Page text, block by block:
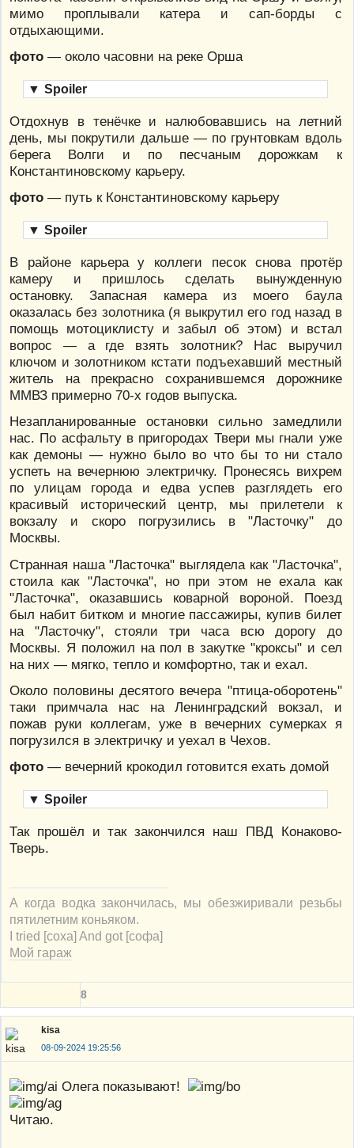
мимо проплывали катера и сап-борды с
отдыхающими.
фото — около часовни на реке Орша
▼ Spoiler
Отдохнув в тенёчке и налюбовавшись на летний
день, мы покрутили дальше — по грунтовкам вдоль
берега Волги и по песчаным дорожкам к
Константиновскому карьеру.
фото — путь к Константиновскому карьеру
▼ Spoiler
В районе карьера у коллеги песок снова протёр
камеру и пришлось сделать вынужденную
остановку. Запасная камера из моего баула
оказалась без золотника (я выкрутил его год назад в
помощь мотоциклисту и забыл об этом) и встал
вопрос — а где взять золотник? Нас выручил
ключом и золотником кстати подъехавший местный
житель на прекрасно сохранившемся дорожнике
ММВЗ примерно 70-х годов выпуска.
Незапланированные остановки сильно замедлили
нас. По асфальту в пригородах Твери мы гнали уже
как демоны — нужно было во что бы то ни стало
успеть на вечернюю электричку. Пронесясь вихрем
по улицам города и едва успев разглядеть его
красивый исторический центр, мы прилетели к
вокзалу и скоро погрузились в "Ласточку" до
Москвы.
Странная наша "Ласточка" выглядела как "Ласточка",
стоила как "Ласточка", но при этом не ехала как
"Ласточка", оказавшись коварной вороной. Поезд
был набит битком и многие пассажиры, купив билет
на "Ласточку", стояли три часа всю дорогу до
Москвы. Я положил на пол в закутке "кроксы" и сел
на них — мягко, тепло и комфортно, так и ехал.
Около половины десятого вечера "птица-оборотень"
таки примчала нас на Ленинградский вокзал, и
пожав руки коллегам, уже в вечерних сумерках я
погрузился в электричку и уехал в Чехов.
фото — вечерний крокодил готовится ехать домой
▼ Spoiler
Так прошёл и так закончился наш ПВД Конаково-
Тверь.
А когда водка закончилась, мы обезжиривали резьбы
пятилетним коньяком.
I tried [соха] And got [софа]
Мой гараж
8
kisa
08-09-2024 19:25:56
Олега показывают!
Читаю.